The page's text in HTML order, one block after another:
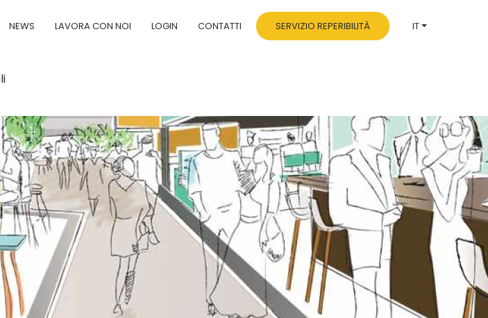
NEWS LAVORA CON NOI LOGIN CONTATTI SERVIZIO REPERIBILITÀ IT